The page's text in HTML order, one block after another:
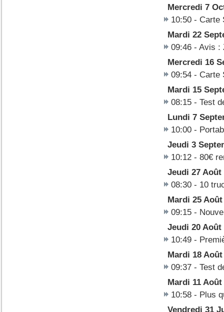
Mercredi 7
10:50 - Carte
Mardi 22
09:46 - Avis :
Mercredi 16
09:54 - Carte
Mardi 15
08:15 - Test
Lundi 7
10:00 -
Jeudi 3
10:12 - 80€
Jeudi 27 Août
08:30 - 10
Mardi 25 Août
09:15 -
Jeudi 20 Août
10:49 -
Mardi 18 Août
09:37 - Test
Mardi 11 Août
10:58 - Plus
Vendredi 31